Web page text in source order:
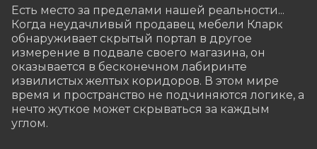
Есть место за пределами нашей реальности...
Когда неудачливый продавец мебели Кларк
обнаруживает скрытый портал в другое
измерение в подвале своего магазина, он
оказывается в бесконечном лабиринте
извилистых желтых коридоров. В этом мире
время и пространство не подчиняются логике, а
нечто жуткое может скрываться за каждым
углом.